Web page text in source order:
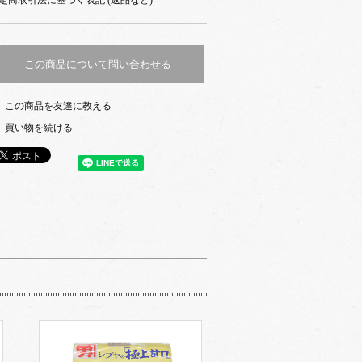
この商品について問い合わせる
この商品を友達に教える
買い物を続ける